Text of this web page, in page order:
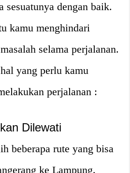
sesuatunya dengan baik.
kamu menghindari
selama perjalanan.
yang perlu kamu
perjalanan :
Dilewati
beberapa rute yang bisa
ke Lampung.